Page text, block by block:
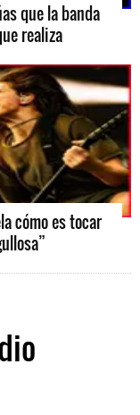
que la banda
realiza
cómo es tocar